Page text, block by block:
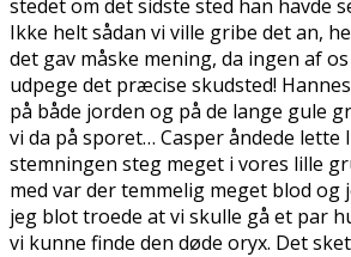
stedet om det sidste sted han havde
Ikke helt sådan vi ville gribe det an,
det gav måske mening, da ingen af
udpege det præcise skudsted!
på både jorden og på de lange gule
vi da på sporet… Casper åndede lette
stemningen steg meget i vores lille
med var der temmelig meget blod og
jeg blot troede at vi skulle gå et par
vi kunne finde den døde oryx. Det